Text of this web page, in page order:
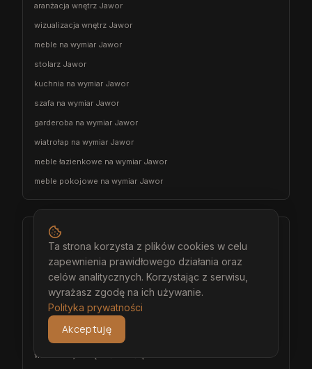
aranżacja wnętrz Jawor
wizualizacja wnętrz Jawor
meble na wymiar Jawor
stolarz Jawor
kuchnia na wymiar Jawor
szafa na wymiar Jawor
garderoba na wymiar Jawor
wiatrołap na wymiar Jawor
meble łazienkowe na wymiar Jawor
meble pokojowe na wymiar Jawor
Środa Śląska
architekt wnętrz Środa Śląska
projektant wnętrz Środa Śląska
projekt wnętrz Środa Śląska
projektowanie wnętrz Środa Śląska
aranżacja wnętrz Środa Śląska
wizualizacja wnętrz Środa Śląska
Ta strona korzysta z plików cookies w celu
zapewnienia prawidłowego działania oraz
celów analitycznych. Korzystając z serwisu,
wyrażasz zgodę na ich używanie.
Polityka prywatności
Akceptuję